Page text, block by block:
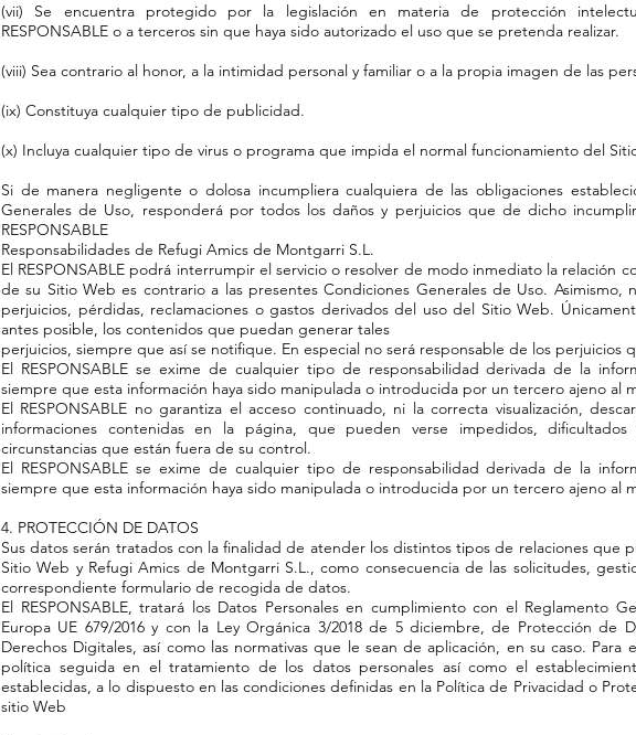
(vii) Se encuentra protegido por la legislación en materia de protección
RESPONSABLE o a terceros sin que haya sido autorizado el uso que se pretenda realizar.
(viii) Sea contrario al honor, a la intimidad personal y familiar o a la propia imagen de las
(ix) Constituya cualquier tipo de publicidad.
(x) Incluya cualquier tipo de virus o programa que impida el normal funcionamiento del
Si de manera negligente o dolosa incumpliera cualquiera de las obligaciones
Generales de Uso, responderá por todos los daños y perjuicios que de dicho
RESPONSABLE
Responsabilidades de Refugi Amics de Montgarri S.L.
El RESPONSABLE podrá interrumpir el servicio o resolver de modo inmediato la relación
de su Sitio Web es contrario a las presentes Condiciones Generales de Uso. Asimismo,
perjuicios, pérdidas, reclamaciones o gastos derivados del uso del Sitio Web.
antes posible, los contenidos que puedan generar tales
perjuicios, siempre que así se notifique. En especial no será responsable de los perjuicios
El RESPONSABLE se exime de cualquier tipo de responsabilidad derivada de la
siempre que esta información haya sido manipulada o introducida por un tercero ajeno al
El RESPONSABLE no garantiza el acceso continuado, ni la correcta visualización,
informaciones contenidas en la página, que pueden verse impedidos,
circunstancias que están fuera de su control.
El RESPONSABLE se exime de cualquier tipo de responsabilidad derivada de la
siempre que esta información haya sido manipulada o introducida por un tercero ajeno al
4. PROTECCIÓN DE DATOS
Sus datos serán tratados con la finalidad de atender los distintos tipos de relaciones que
Sitio Web y Refugi Amics de Montgarri S.L., como consecuencia de las solicitudes,
correspondiente formulario de recogida de datos.
El RESPONSABLE, tratará los Datos Personales en cumplimiento con el Reglamento
Europa UE 679/2016 y con la Ley Orgánica 3/2018 de 5 diciembre, de Protección de
Derechos Digitales, así como las normativas que le sean de aplicación, en su caso.
política seguida en el tratamiento de los datos personales así como el
establecidas, a lo dispuesto en las condiciones definidas en la Política de Privacidad o
sitio Web